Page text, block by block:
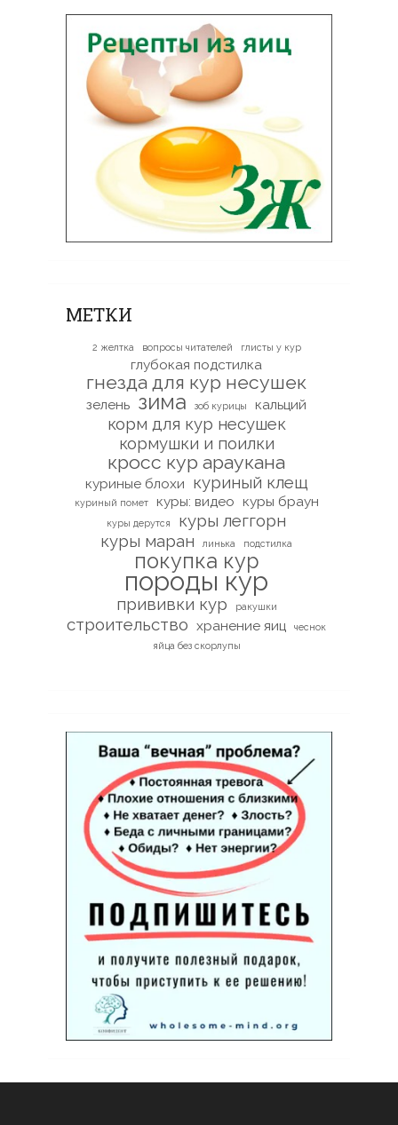
МЕТКИ
2 желтка вопросы читателей глисты у кур
глубокая подстилка
гнезда для кур несушек
зелень зима зоб курицы кальций
корм для кур несушек
кормушки и поилки
кросс кур араукана
куриные блохи куриный клещ
куриный помет куры: видео куры браун
куры дерутся
куры леггорн
куры маран
линька подстилка
покупка кур
породы кур
прививки кур ракушки
строительство хранение яиц
чеснок
яйца без скорлупы